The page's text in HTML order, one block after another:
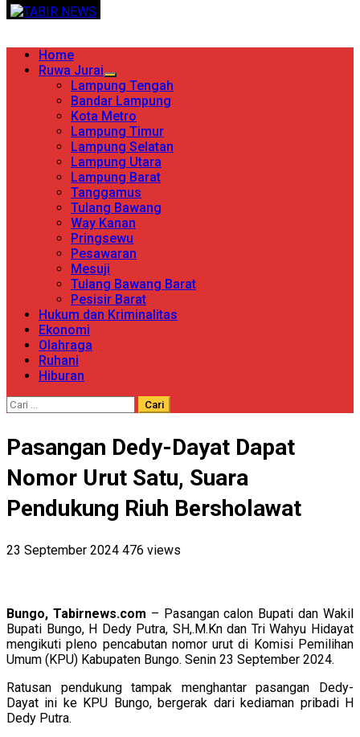
Skip
content
TERPERCAYA MENYINGKAP BERITA
Primary
Menu
Home
Ruwa Jurai
Lampung Tengah
Bandar Lampung
Kota Metro
Lampung Timur
Lampung Selatan
Lampung Utara
Lampung Barat
Tanggamus
Tulang Bawang
Way Kanan
Pringsewu
Pesawaran
Mesuji
Tulang Bawang Barat
Pesisir Barat
Hukum dan Kriminalitas
Ekonomi
Olahraga
Ruhani
Hiburan
Cari
Pasangan Dedy-Dayat Dapat
Nomor Urut Satu, Suara
Pendukung Riuh Bersholawat
23 September 2024 476 views
Bungo, Tabirnews.com – Pasangan calon Bupati dan Wakil
Bupati Bungo, H Dedy Putra, SH,.M.Kn dan Tri Wahyu Hidayat
mengikuti pleno pencabutan nomor urut di Komisi Pemilihan
Umum (KPU) Kabupaten Bungo. Senin 23 September 2024.
Ratusan pendukung tampak menghantar pasangan Dedy-
Dayat ini ke KPU Bungo, bergerak dari kediaman pribadi H
Dedy Putra.